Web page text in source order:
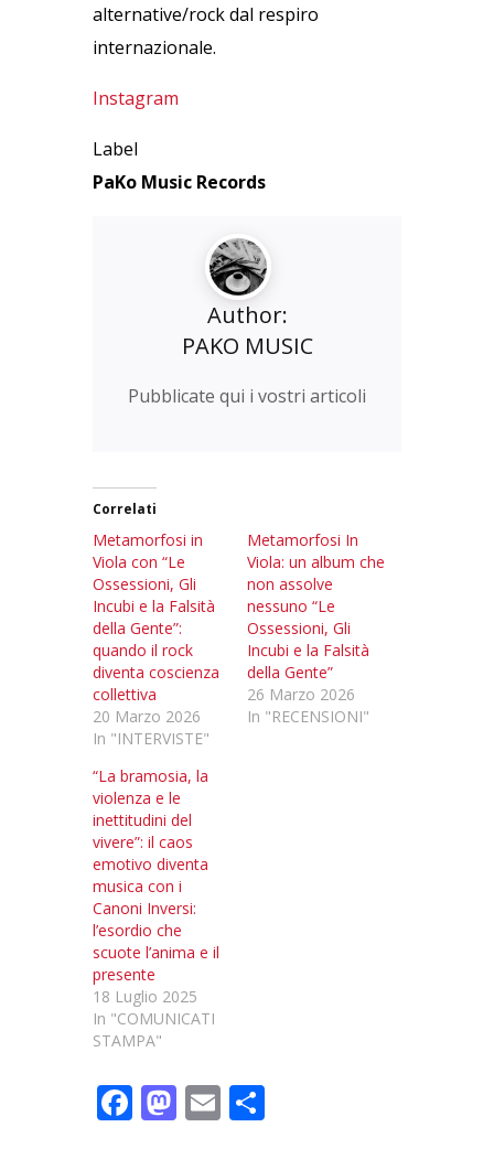
alternative/rock dal respiro
internazionale.
Instagram
Label
PaKo Music Records
Author:
PAKO MUSIC
Pubblicate qui i vostri articoli
Correlati
Metamorfosi in
Viola con “Le
Ossessioni, Gli
Incubi e la Falsità
della Gente”:
quando il rock
diventa coscienza
collettiva
20 Marzo 2026
In "INTERVISTE"
Metamorfosi In
Viola: un album che
non assolve
nessuno “Le
Ossessioni, Gli
Incubi e la Falsità
della Gente”
26 Marzo 2026
In "RECENSIONI"
“La bramosia, la
violenza e le
inettitudini del
vivere”: il caos
emotivo diventa
musica con i
Canoni Inversi:
l’esordio che
scuote l’anima e il
presente
18 Luglio 2025
In "COMUNICATI
STAMPA"
F M E